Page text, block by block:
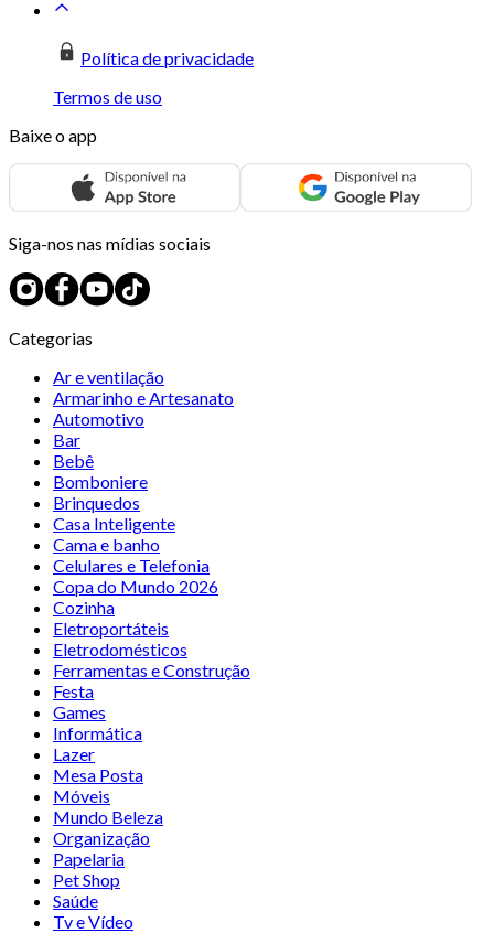
Política de privacidade
Termos de uso
Baixe o app
Siga-nos nas mídias sociais
Categorias
Ar e ventilação
Armarinho e Artesanato
Automotivo
Bar
Bebê
Bomboniere
Brinquedos
Casa Inteligente
Cama e banho
Celulares e Telefonia
Copa do Mundo 2026
Cozinha
Eletroportáteis
Eletrodomésticos
Ferramentas e Construção
Festa
Games
Informática
Lazer
Mesa Posta
Móveis
Mundo Beleza
Organização
Papelaria
Pet Shop
Saúde
Tv e Vídeo